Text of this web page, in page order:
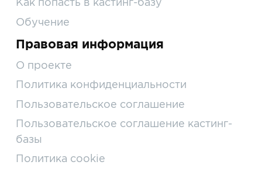
Обучение
Правовая информация
О проекте
Политика конфиденциальности
Пользовательское соглашение
Пользовательское соглашение кастинг-
базы
Политика cookie